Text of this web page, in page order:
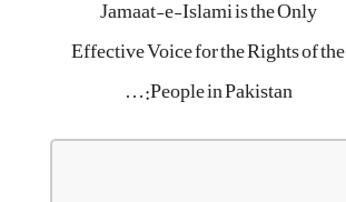
Jamaat-e-Islami is the Only
Effective Voice for the Rights of the
People in Pakistan:…